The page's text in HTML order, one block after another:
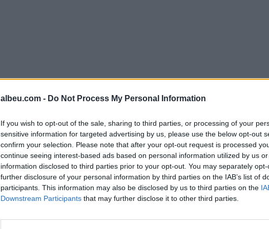
albeu.com - Do Not Process My Personal Information
If you wish to opt-out of the sale, sharing to third parties, or processing of your
sensitive information for targeted advertising by us, please use the below opt-out
confirm your selection. Please note that after your opt-out request is processed
continue seeing interest-based ads based on personal information utilized by us
information disclosed to third parties prior to your opt-out. You may separately
further disclosure of your personal information by third parties on the IAB’s list of
participants. This information may also be disclosed by us to third parties on the
Downstream Participants that may further disclose it to other third parties.